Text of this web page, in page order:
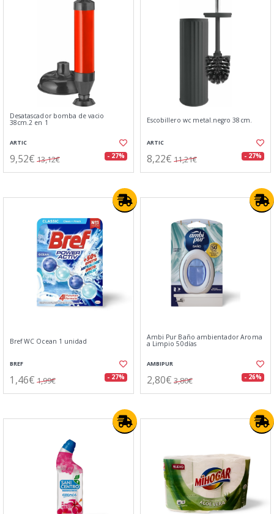
Desatascador bomba de vacio
38cm.2 en 1
ARTIC
9,52€ 13,12€ - 27%
Escobillero wc metal.negro 38cm.
ARTIC
8,22€ 11,21€ - 27%
Bref WC Ocean 1 unidad
BREF
1,46€ 1,99€ - 27%
Ambi Pur Baño ambientador Aroma
a Limpio 50días
AMBIPUR
2,80€ 3,80€ - 26%